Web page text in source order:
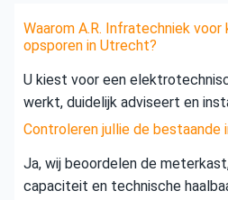
Waarom A.R. Infratechniek
opsporen in Utrecht?
U kiest voor een
werkt, duidelijk adviseert en
Controleren jullie de bestaande
Ja, wij beoordelen de
capaciteit en technische